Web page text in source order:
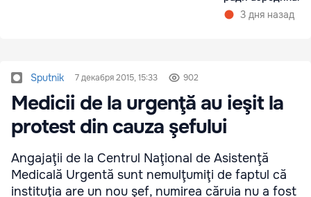
3 дня назад
Sputnik 7 декабря 2015, 15:33 902
Medicii de la urgenţă au ieşit la
protest din cauza şefului
Angajaţii de la Centrul Naţional de Asistenţă
Medicală Urgentă sunt nemulţumiţi de faptul că
instituţia are un nou şef, numirea căruia nu a fost